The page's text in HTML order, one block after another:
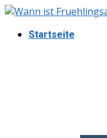
Startseite